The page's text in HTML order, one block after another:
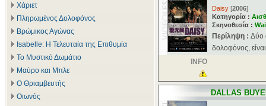
Χάριετ
Πληρωμένος Δολοφόνος
Βρώμικος Αγώνας
Isabelle: Η Τελευταία της Επιθυμία
Το Μυστικό Δωμάτιο
Μαύρο και Μπλε
Ο Θριαμβευτής
Οιωνός
Daisy [2006]
Κατηγορία :
Σκηνοθεσία :
Περίληψη : Δύο
δολοφόνος,
INFO
DALLAS